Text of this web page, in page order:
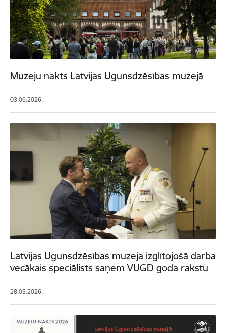
Muzeju nakts Latvijas Ugunsdzēsības muzejā
03.06.2026.
Latvijas Ugunsdzēsības muzeja izglītojošā darba
vecākais speciālists saņem VUGD goda rakstu
28.05.2026.